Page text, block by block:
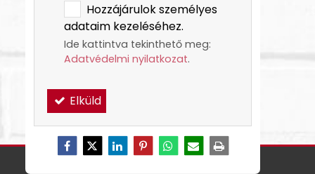
Hozzájárulok személyes
adataim kezeléséhez.
Ide kattintva tekinthető meg:
Adatvédelmi nyilatkozat.
Elküld